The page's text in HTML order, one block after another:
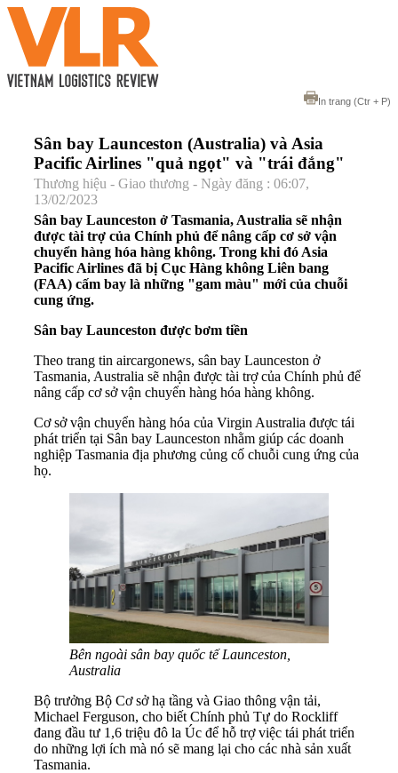
In trang (Ctr + P)
Sân bay Launceston (Australia) và Asia
Pacific Airlines "quả ngọt" và "trái đắng"
Thương hiệu - Giao thương - Ngày đăng : 06:07,
13/02/2023
Sân bay Launceston ở Tasmania, Australia sẽ nhận
được tài trợ của Chính phủ để nâng cấp cơ sở vận
chuyển hàng hóa hàng không. Trong khi đó Asia
Pacific Airlines đã bị Cục Hàng không Liên bang
(FAA) cấm bay là những "gam màu" mới của chuỗi
cung ứng.
Sân bay Launceston được bơm tiền
Theo trang tin aircargonews, sân bay Launceston ở
Tasmania, Australia sẽ nhận được tài trợ của Chính phủ để
nâng cấp cơ sở vận chuyển hàng hóa hàng không.
Cơ sở vận chuyển hàng hóa của Virgin Australia được tái
phát triển tại Sân bay Launceston nhằm giúp các doanh
nghiệp Tasmania địa phương củng cố chuỗi cung ứng của
họ.
Bên ngoài sân bay quốc tế Launceston,
Australia
Bộ trưởng Bộ Cơ sở hạ tầng và Giao thông vận tải,
Michael Ferguson, cho biết Chính phủ Tự do Rockliff
đang đầu tư 1,6 triệu đô la Úc để hỗ trợ việc tái phát triển
do những lợi ích mà nó sẽ mang lại cho các nhà sản xuất
Tasmania.